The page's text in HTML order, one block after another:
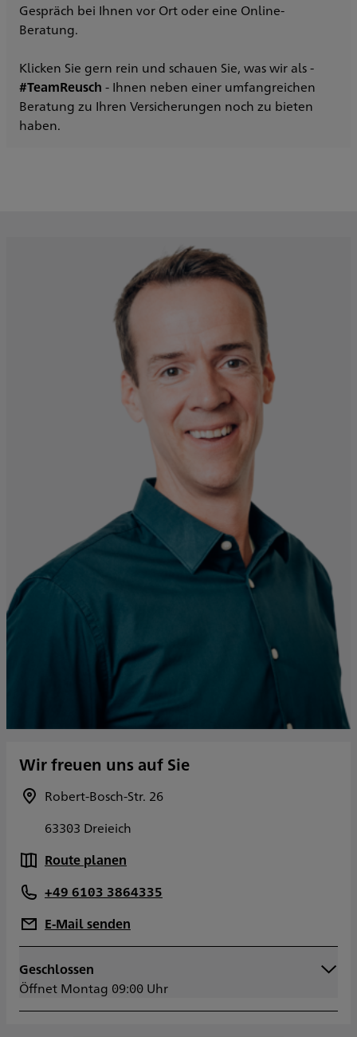
Gespräch bei Ihnen vor Ort oder eine Online-
Beratung.
Klicken Sie gern rein und schauen Sie, was wir als -
#TeamReusch - Ihnen neben einer umfangreichen
Beratung zu Ihren Versicherungen noch zu bieten
haben.
Wir freuen uns auf Sie
Robert-Bosch-Str. 26
63303 Dreieich
Route planen
+49 6103 3864335
E-Mail senden
Geschlossen
Öffnet Montag 09:00 Uhr
Montag
Dienstag
Mittwoch
09:00 - 17:00